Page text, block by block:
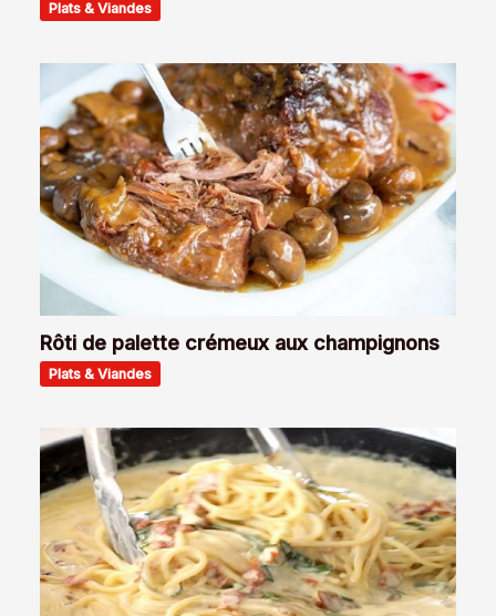
Plats & Viandes
Rôti de palette crémeux aux champignons
Plats & Viandes